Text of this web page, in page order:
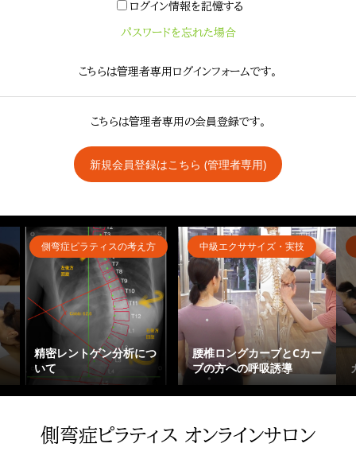
ログイン情報を記憶する
パスワードを忘れた場合
こちらは管理者専用ログインフォームです。
こちらは管理者専用の会員登録です。
新規会員登録はこちら (管理者専用)
側弯症ピラティスの考え方
精密レントゲン分析につ
いて
中級エクササイズ・実技
腰椎ロングカーブとCカー
ブの方への呼吸誘導
側弯症ピラティス オンラインサロン